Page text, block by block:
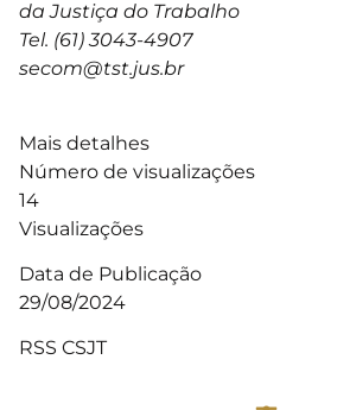
da Justiça do Trabalho
Tel. (61) 3043-4907
secom@tst.jus.br
Mais detalhes
Número de visualizações
14
Visualizações
Data de Publicação
29/08/2024
RSS CSJT